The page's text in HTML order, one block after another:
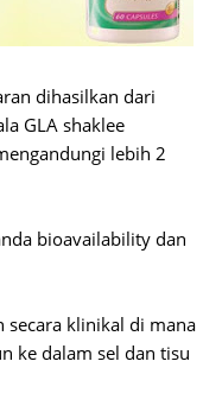
dihasilkan dari
GLA shaklee
lebih 2
bioavailability dan
secara klinikal di mana
ke dalam sel dan tisu